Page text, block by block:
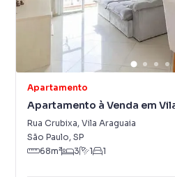
Apartamento
Apartamento à Venda em
Rua Crubixa, Vila Araguaia
São Paulo, SP
68m² 3 1 1